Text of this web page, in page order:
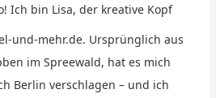
Ich bin Lisa, der kreative Kopf
und-mehr.de. Ursprünglich aus
im Spreewald, hat es mich
Berlin verschlagen – und ich